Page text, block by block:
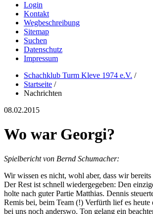
Login
Kontakt
Wegbeschreibung
Sitemap
Suchen
Datenschutz
Impressum
Schachklub Turm Kleve 1974 e.V. /
Startseite /
Nachrichten
08.02.2015
Wo war Georgi?
Spielbericht von Bernd Schumacher:
Wir wissen es nicht, wohl aber, dass wir bereits
Der Rest ist schnell wiedergegeben: Den
holte nach guter Partie Matthias. Dennis
Remis bei, beim Team (!) Verfürth lief es
bei uns noch anderswo. Ton gelang ein